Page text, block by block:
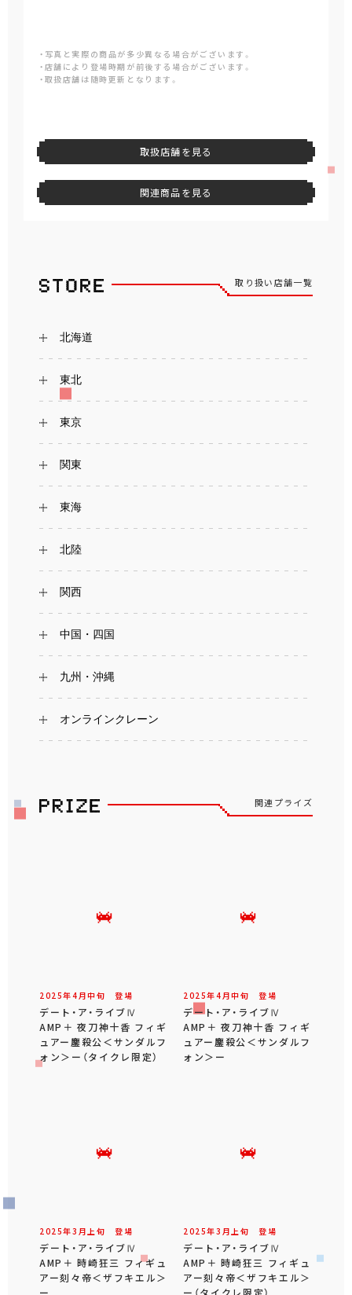
・写真と実際の商品が多少異なる場合がございます。
・店舗により登場時期が前後する場合がございます。
・取扱店舗は随時更新となります。
取扱店舗を見る
関連商品を見る
取り扱い店舗一覧
北海道
東北
東京
関東
東海
北陸
関西
中国・四国
九州・沖縄
オンラインクレーン
関連プライズ
2025年4 月中旬 登場
デート・ア・ライブⅣ
AMP＋ 夜刀神十香 フィギ
ュアー鏖殺公＜サンダルフ
ォン＞ー（タイクレ限定）
2025年4 月中旬 登場
デート・ア・ライブⅣ
AMP＋ 夜刀神十香 フィギ
ュアー鏖殺公＜サンダルフ
ォン＞ー
2025年3 月 上旬 登場
デート・ア・ライブⅣ
AMP＋ 時崎狂三 フィギュ
アー刻々帝＜ザフキエル＞
2025年3 月 上旬 登場
デート・ア・ライブⅣ
AMP＋ 時崎狂三 フィギュ
アー刻々帝＜ザフキエル＞